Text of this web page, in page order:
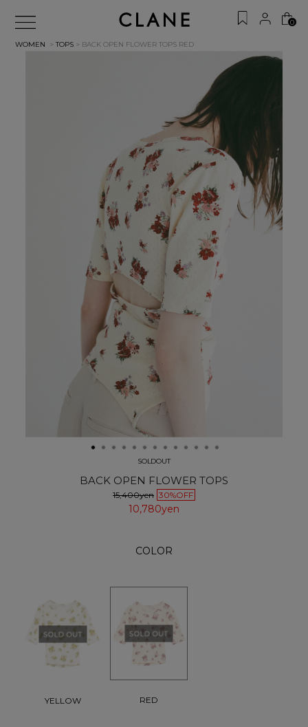
0
WOMEN >TOPS > BACK OPEN FLOWER TOPS RED
SOLDOUT
BACK OPEN FLOWER TOPS
15,400yen 30%OFF
10,780yen
COLOR
YELLOW RED